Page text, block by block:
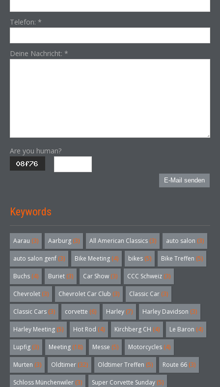
Telefon: *
Deine Nachricht: *
Are you human?
E-Mail senden
Keywords
Aarau (3) Aarburg (3) All American Classics (3) auto salon (3)
auto salon genf (3) Bike Meeting (4) bikes (5) Bike Treffen (5)
Buchs (4) Buriet (3) Car Show (3) CCC Schweiz (3)
Chevrolet (3) Chevrolet Car Club (3) Classic Car (3)
Classic Cars (3) corvette (6) Harley (7) Harley Davidson (3)
Harley Meeting (5) Hot Rod (4) Kirchberg CH (4) Le Baron (4)
Lupfig (3) Meeting (18) Messe (5) Motorcycles (4)
Murten (3) Oldtimer (32) Oldtimer Treffen (5) Route 66 (3)
Schloss Münchenwiler (3) Super Corvette Sunday (5)